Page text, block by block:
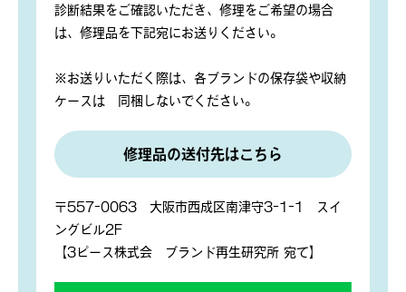
診断結果をご確認いただき、修理をご希望の場合
は、修理品を下記宛にお送りください。
※お送りいただく際は、各ブランドの保存袋や収納
ケースは 同梱しないでください。
修理品の送付先はこちら
〒557-0063 大阪市西成区南津守3-1-1 スイ
ングビル2F
【3ピース株式会 ブランド再生研究所 宛て】